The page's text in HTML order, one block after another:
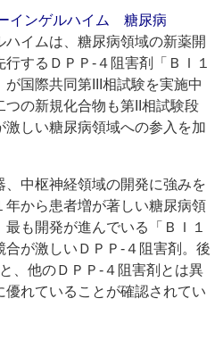
インゲルハイム
糖尿病
イムは、糖尿病領域の新薬開
するＤＰＰ‐４阻害剤「ＢＩ１
が国際共同第III相試験を実施中
の新規化合物も第II相試験段
激しい糖尿病領域への参入を加
中枢神経領域の開発に強みを
年から患者増が著しい糖尿病領
も開発が進んでいる「ＢＩ１
が激しいＤＰＰ‐４阻害剤。後
、他のＤＰＰ‐４阻害剤とは異
れていることが確認されてい